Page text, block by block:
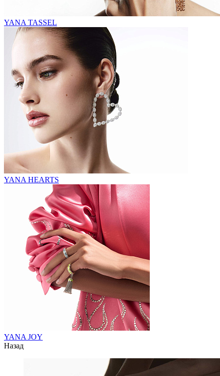
YANA TASSEL
YANA HEARTS
YANA JOY
Назад